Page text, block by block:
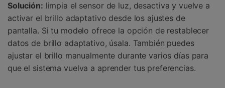
Solución: limpia el sensor de luz, desactiva y vuelve a
activar el brillo adaptativo desde los ajustes de
pantalla. Si tu modelo ofrece la opción de restablecer
datos de brillo adaptativo, úsala. También puedes
ajustar el brillo manualmente durante varios días para
que el sistema vuelva a aprender tus preferencias.